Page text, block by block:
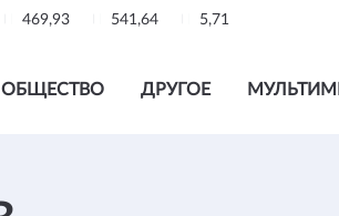
469,93 541,64 5,71
ОБЩЕСТВО ДРУГОЕ